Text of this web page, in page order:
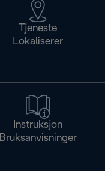
Tjeneste
Lokaliserer
Instruksjon
Bruksanvisninger